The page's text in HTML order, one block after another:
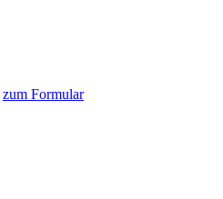
zum Formular